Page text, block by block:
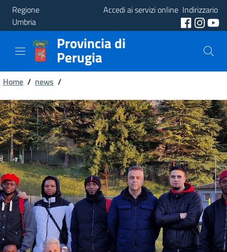
Regione
Umbria
Accedi ai servizi online Indirizzario
Provincia
Aree
Tematiche
Servizi
Provincia di
Perugia
Briciole
di
pane
Home / news /